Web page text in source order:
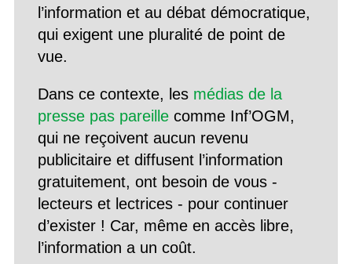
l’information et au débat démocratique,
qui exigent une pluralité de point de
vue.
Dans ce contexte, les médias de la
presse pas pareillecomme Inf’OGM,
qui ne reçoivent aucun revenu
publicitaire et diffusent l’information
gratuitement, ont besoin de vous -
lecteurs et lectrices - pour continuer
d’exister ! Car, même en accès libre,
l’information a un coût.